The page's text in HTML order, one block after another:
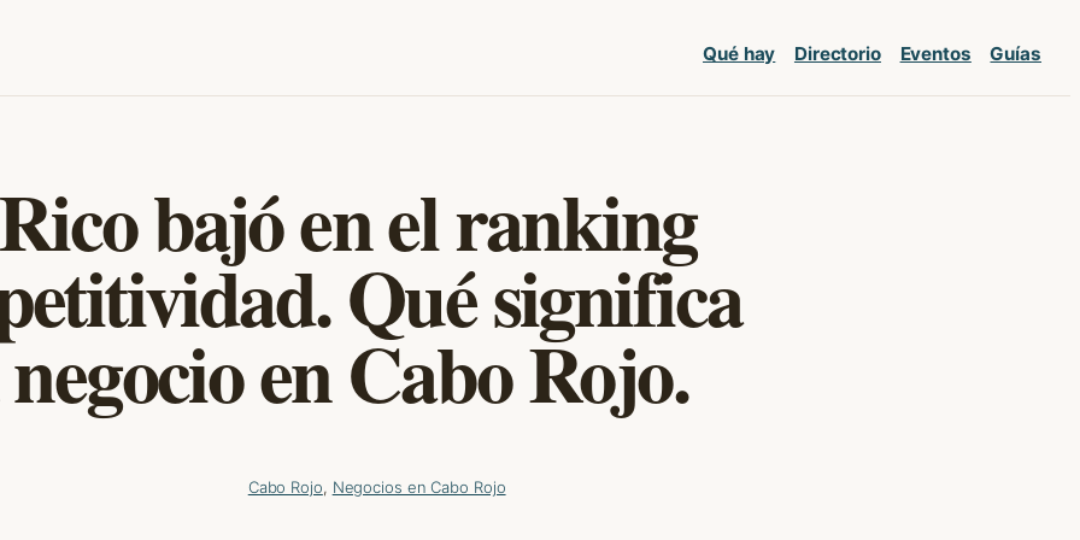
Qué hay Directorio Eventos Guías
bajó en el ranking
Qué significa
en Cabo Rojo.
Cabo Rojo, Negocios en Cabo Rojo